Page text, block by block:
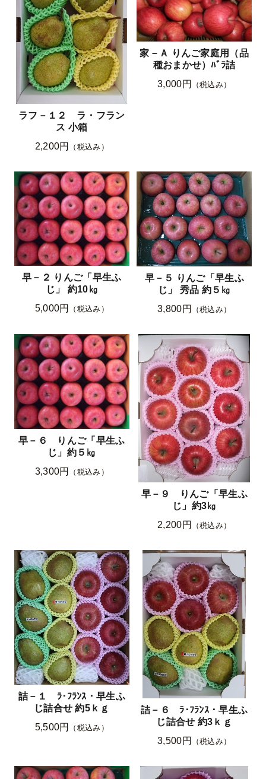
ラフ－１２ ラ・フラン
ス 小箱
2,200円
（税込み）
家－Ａ りんご家庭用（品
種おまかせ）ﾊﾞﾗ詰
3,000円
（税込み）
早－２ りんご「早生ふ
じ」 約10㎏
5,000円
（税込み）
早－５ りんご「早生ふ
じ」 秀品 約５㎏
3,800円
（税込み）
早－６ りんご「早生ふ
じ」約５㎏
3,300円
（税込み）
早－９ りんご「早生ふ
じ」約3㎏
2,200円
（税込み）
詰－１ ﾗ･ﾌﾗﾝｽ・早生ふ
じ詰合せ 約5ｋｇ
5,500円
（税込み）
詰－６ ﾗ･ﾌﾗﾝｽ・早生ふ
じ詰合せ 約3ｋｇ
3,500円
（税込み）